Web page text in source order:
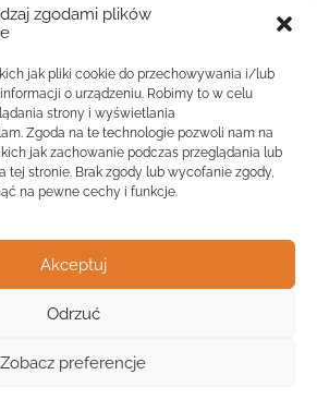
zgodami plików
jak pliki cookie do przechowywania i/lub
o urządzeniu. Robimy to w celu
strony i wyświetlania
Zgoda na te technologie pozwoli nam na
jak zachowanie podczas przeglądania lub
tej stronie. Brak zgody lub wycofanie zgody,
na pewne cechy i funkcje.
Akceptuj
Odrzuć
Zobacz preferencje
to fraza, która nie tylko
ale także jakość i różnorodność
z lokalnymi instytucjami
co pozwala na organizowanie
i zajęć poza murami przedszkola.
szansę na rozwijanie swoich pasji i
dziedzinach. Dzięki
przedszkola, które oferuje takie
proste, co pozwala rodzicom na
dotyczącej edukacji ich dzieci.
a dzięki Placówkowo,
odnaleźć przedszkole, które najlepiej
ich pociech. Wybór odpowiedniej
tak prosty i dostępny na
Widok mapy